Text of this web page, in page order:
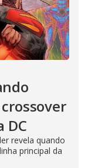
DC
revela quando
principal da